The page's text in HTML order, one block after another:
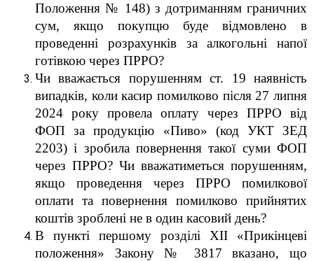
Положення № 148) з дотриманням граничних
сум, якщо покупцю буде відмовлено в
проведенні розрахунків за алкогольні напої
готівкою через ПРРО?
Чи вважається порушенням ст. 19 наявність
випадків, коли касир помилково після 27 липня
2024 року провела оплату через ПРРО від
ФОП за продукцію «Пиво» (код УКТ ЗЕД
2203) і зробила повернення такої суми ФОП
через ПРРО? Чи вважатиметься порушенням,
якщо проведення через ПРРО помилкової
оплати та повернення помилково прийнятих
коштів зроблені не в один касовий день?
В пункті першому розділі ХІІ «Прикінцеві
положення» Закону № 3817 вказано, що